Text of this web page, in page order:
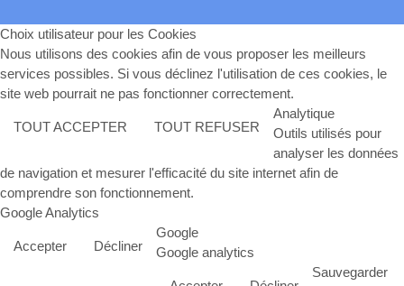
Choix utilisateur pour les Cookies
Nous utilisons des cookies afin de vous proposer les meilleurs
services possibles. Si vous déclinez l'utilisation de ces cookies, le
site web pourrait ne pas fonctionner correctement.
TOUT ACCEPTER TOUT REFUSER
Analytique
Outils utilisés pour
analyser les données
de navigation et mesurer l'efficacité du site internet afin de
comprendre son fonctionnement.
Google Analytics
Accepter Décliner
Google
Google analytics
Sauvegarder